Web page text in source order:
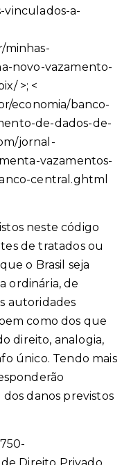
vinculados-a-
minhas-
novo-vazamento-
>; <
economia/banco-
de-dados-de-
jornal-
vazamentos-
central.ghtml
neste código
de tratados ou
o Brasil seja
ordinária, de
autoridades
como dos que
direito, analogia,
único. Tendo mais
danos previstos